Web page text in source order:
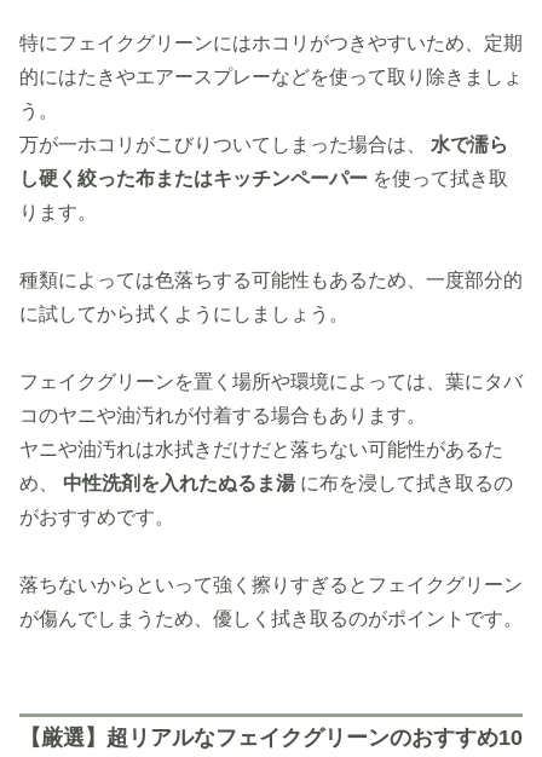
特にフェイクグリーンにはホコリがつきやすいため、定期
的にはたきやエアースプレーなどを使って取り除きましょ
う。
万が一ホコリがこびりついてしまった場合は、 水で濡ら
し硬く絞った布またはキッチンペーパー を使って拭き取
ります。
種類によっては色落ちする可能性もあるため、一度部分的
に試してから拭くようにしましょう。
フェイクグリーンを置く場所や環境によっては、葉にタバ
コのヤニや油汚れが付着する場合もあります。
ヤニや油汚れは水拭きだけだと落ちない可能性があるた
め、 中性洗剤を入れたぬるま湯 に布を浸して拭き取るの
がおすすめです。
落ちないからといって強く擦りすぎるとフェイクグリーン
が傷んでしまうため、優しく拭き取るのがポイントです。
【厳選】超リアルなフェイクグリーンのおすすめ10